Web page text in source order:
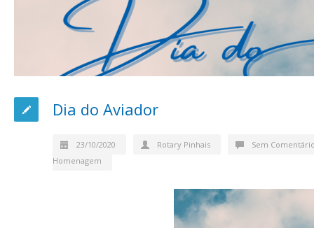
Dia do Aviador
23/10/2020 Rotary Pinhais
Sem
Homenagem